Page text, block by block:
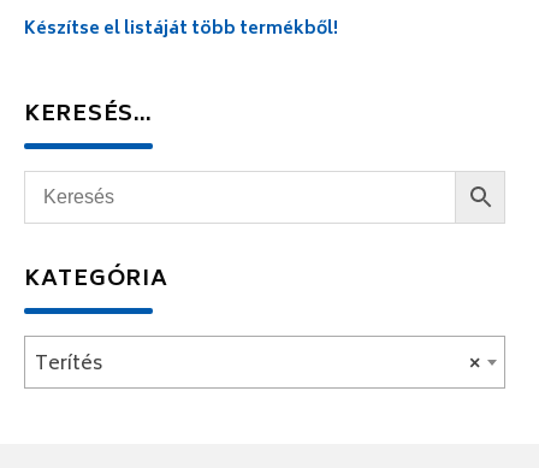
Készítse el listáját több termékből!
KERESÉS…
KATEGÓRIA
×
Terítés